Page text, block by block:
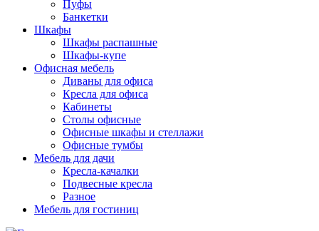
Пуфы
Банкетки
Шкафы
Шкафы распашные
Шкафы-купе
Офисная мебель
Диваны для офиса
Кресла для офиса
Кабинеты
Столы офисные
Офисные шкафы и стеллажи
Офисные тумбы
Мебель для дачи
Кресла-качалки
Подвесные кресла
Разное
Мебель для гостиниц